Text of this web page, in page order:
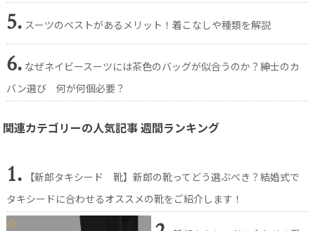
5. スーツのベストがあるメリット！着こなしや種類を解説
6. なぜネイビースーツには茶色のバッグが似合うのか？紳士のカ
バン選び 何が何個必要？
関連カテゴリーの人気記事 週間ランキング
1. 【新郎タキシード 靴】新郎の靴ってどう選ぶべき？結婚式で
タキシードに合わせるオススメの靴をご紹介します！